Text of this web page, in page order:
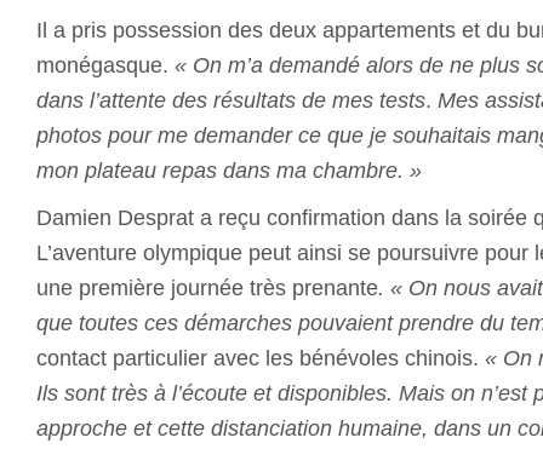
Il a pris possession des deux appartements et du
monégasque. « On m’a demandé alors de ne plus
dans l’attente des résultats de mes tests. Mes
photos pour me demander ce que je souhaitais
mon plateau repas dans ma chambre. »
Damien Desprat a reçu confirmation dans la soirée
L’aventure olympique peut ainsi se poursuivre pour
une première journée très prenante. « On nous
que toutes ces démarches pouvaient prendre du
contact particulier avec les bénévoles chinois. « On
Ils sont très à l’écoute et disponibles. Mais on n’est
approche et cette distanciation humaine, dans un